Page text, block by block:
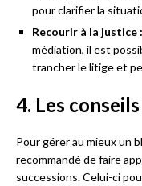
pour clarifier la
Recourir à la justice :
médiation, il est
trancher le litige et
4. Les
Pour gérer au mieux un
recommandé de faire
successions. Celui-ci